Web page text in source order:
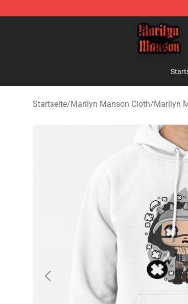
Marilyn Manson Shop - Official Marilyn
Startseite/Marilyn Manson Cloth/Marilyn